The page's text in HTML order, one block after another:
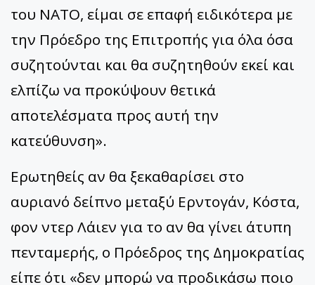
του ΝΑΤΟ, είμαι σε επαφή ειδικότερα με
την Πρόεδρο της Επιτροπής για όλα όσα
συζητούνται και θα συζητηθούν εκεί και
ελπίζω να προκύψουν θετικά
αποτελέσματα προς αυτή την
κατεύθυνση».
Ερωτηθείς αν θα ξεκαθαρίσει στο
αυριανό δείπνο μεταξύ Ερντογάν, Κόστα,
φον ντερ Λάιεν για το αν θα γίνει άτυπη
πενταμερής, ο Πρόεδρος της Δημοκρατίας
είπε ότι «δεν μπορώ να προδικάσω ποιο